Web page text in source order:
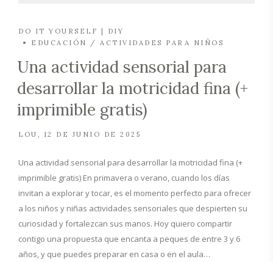
DO IT YOURSELF | DIY
EDUCACIÓN / ACTIVIDADES PARA NIÑOS
Una actividad sensorial para
desarrollar la motricidad fina (+
imprimible gratis)
LOU 12 DE JUNIO DE 2025
Una actividad sensorial para desarrollar la motricidad fina (+
imprimible gratis) En primavera o verano, cuando los días
invitan a explorar y tocar, es el momento perfecto para ofrecer
a los niños y niñas actividades sensoriales que despierten su
curiosidad y fortalezcan sus manos. Hoy quiero compartir
contigo una propuesta que encanta a peques de entre 3 y 6
años, y que puedes preparar en casa o en el aula…